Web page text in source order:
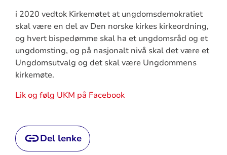
i 2020 vedtok Kirkemøtet at ungdomsdemokratiet
skal være en del av Den norske kirkes kirkeordning,
og hvert bispedømme skal ha et ungdomsråd og et
ungdomsting, og på nasjonalt nivå skal det være et
Ungdomsutvalg og det skal være Ungdommens
kirkemøte.
Lik og følg UKM på Facebook
Del lenke